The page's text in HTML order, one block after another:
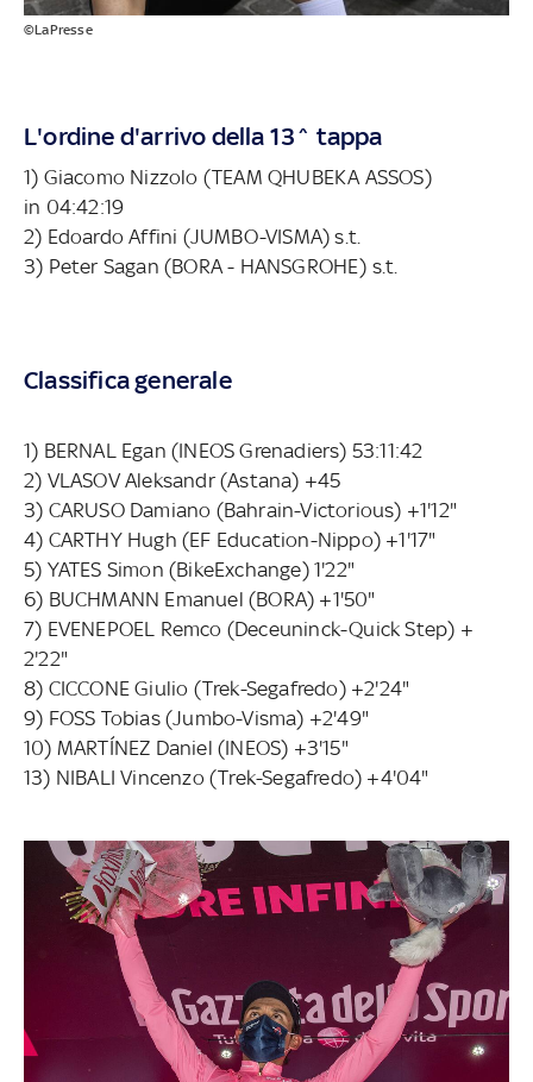
©LaPresse
L'ordine d'arrivo della 13^ tappa
1) Giacomo Nizzolo (TEAM QHUBEKA ASSOS)
in 04:42:19
2) Edoardo Affini (JUMBO-VISMA) s.t.
3) Peter Sagan (BORA - HANSGROHE) s.t.
Classifica generale
1) BERNAL Egan (INEOS Grenadiers) 53:11:42
2) VLASOV Aleksandr (Astana) +45
3) CARUSO Damiano (Bahrain-Victorious) +1'12"
4) CARTHY Hugh (EF Education-Nippo) +1'17"
5) YATES Simon (BikeExchange) 1'22"
6) BUCHMANN Emanuel (BORA) +1'50"
7) EVENEPOEL Remco (Deceuninck-Quick Step) +
2'22"
8) CICCONE Giulio (Trek-Segafredo) +2'24"
9) FOSS Tobias (Jumbo-Visma) +2'49"
10) MARTÍNEZ Daniel (INEOS) +3'15"
13) NIBALI Vincenzo (Trek-Segafredo) +4'04"